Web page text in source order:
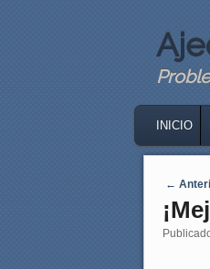
SKIP
SKIP
INICIO
←